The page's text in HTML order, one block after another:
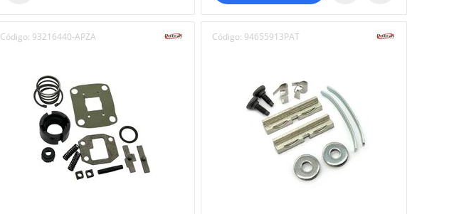
Código: 93216440-APZA Código: 94655913PAT